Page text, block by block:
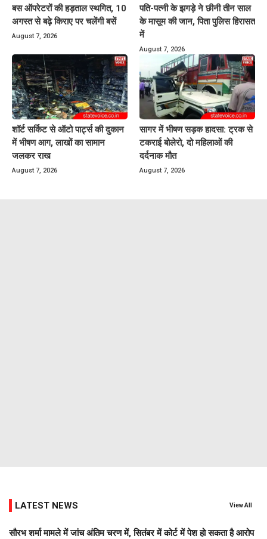
बस ऑपरेटरों की हड़ताल स्थगित, 10
अगस्त से बढ़े किराए पर चलेंगी बसें
August 7, 2026
पति-पत्नी के झगड़े ने छीनी तीन साल
के मासूम की जान, पिता पुलिस हिरासत
में
August 7, 2026
शॉर्ट सर्किट से ऑटो पार्ट्स की दुकान
में भीषण आग, लाखों का सामान
जलकर राख
August 7, 2026
सागर में भीषण सड़क हादसा: ट्रक से
टकराई बोलेरो, दो महिलाओं की
दर्दनाक मौत
August 7, 2026
LATEST NEWS View All
सौरभ शर्मा मामले में जांच अंतिम चरण में, सितंबर में कोर्ट में पेश हो सकता है आरोप